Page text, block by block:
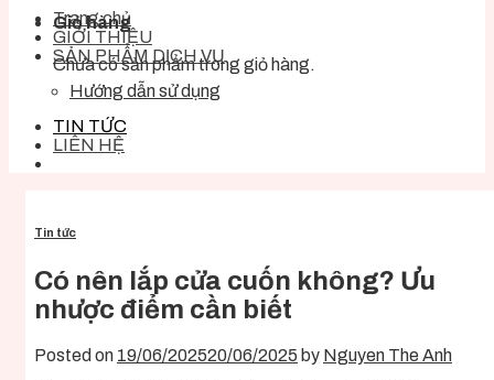
Giỏ hàng
Chưa có sản phẩm trong giỏ hàng.
Trang chủ
GIỚI THIỆU
SẢN PHẨM DỊCH VỤ
Hướng dẫn sử dụng
TIN TỨC
LIÊN HỆ
Tin tức
Có nên lắp cửa cuốn không? Ưu
nhược điểm cần biết
Posted on 19/06/202520/06/2025 by Nguyen The Anh